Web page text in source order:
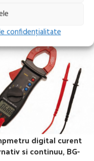
confidențialitate
MAI MULT
digital curent
si continuu, BG-